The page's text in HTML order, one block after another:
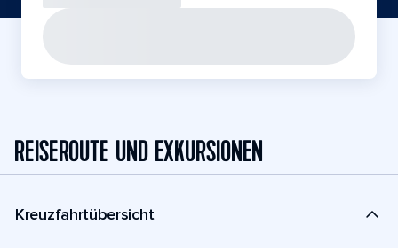
REISEROUTE UND EXKURSIONEN
Kreuzfahrtübersicht